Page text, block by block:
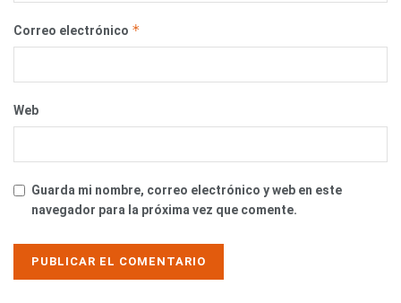
Correo electrónico *
Web
Guarda mi nombre, correo electrónico y web en este
navegador para la próxima vez que comente.